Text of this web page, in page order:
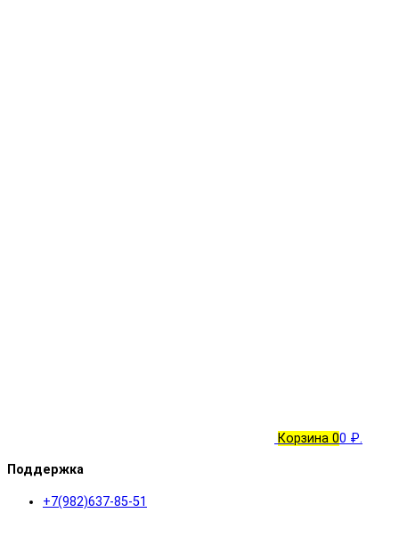
Корзина 00 ₽.
Поддержка
+7(982)637-85-51